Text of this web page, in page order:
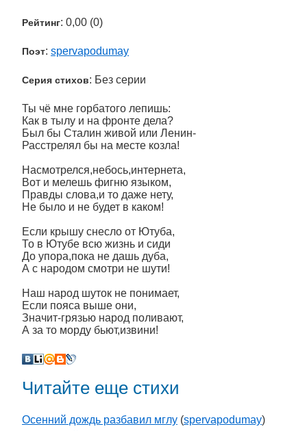
Рейтинг: 0,00 (0)
Поэт: spervapodumay
Серия стихов: Без серии
Ты чё мне горбатого лепишь:
Как в тылу и на фронте дела?
Был бы Сталин живой или Ленин-
Расстрелял бы на месте козла!
Насмотрелся,небось,интернета,
Вот и мелешь фигню языком,
Правды слова,и то даже нету,
Не было и не будет в каком!
Если крышу снесло от Ютуба,
То в Ютубе всю жизнь и сиди
До упора,пока не дашь дуба,
А с народом смотри не шути!
Наш народ шуток не понимает,
Если пояса выше они,
Значит-грязью народ поливают,
А за то морду бьют,извини!
Читайте еще стихи
Осенний дождь разбавил мглу (spervapodumay)